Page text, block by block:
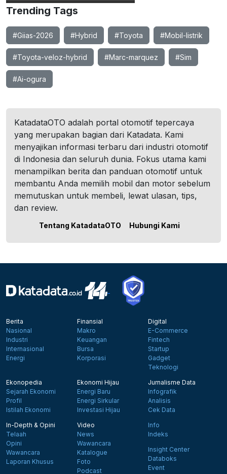
Trending Tags
#Giias-2026 #Hybrid #Toyota #Mobil-listrik
#Toyota-veloz-hybrid #Marc-marquez #Sim
#Ai-ogura
KatadataOTO adalah portal otomotif tepercaya
yang merupakan bagian dari Katadata. Kami
menyajikan informasi terbaru dari industri otomotif
di Indonesia dan seluruh dunia. Fokus utama kami
menampilkan berita dan panduan otomotif untuk
membantu Anda memilih mobil dan motor sebelum
memutuskan untuk membeli, lewat ulasan, tips,
dan review.
Tentang KatadataOTO Hubungi Kami
Berita
Nasional
Industri
Internasional
Energi
Finansial
Makro
Keuangan
Bursa
Korporasi
Digital
E-Commerce
Fintech
Startup
Gadget
Teknologi
Ekonopedia
Sejarah Ekonomi
Profil
Istilah Ekonomi
Ekonomi Hijau
Energi Baru
Energi Sirkular
Investasi Hijau
Jurnalisme Data
Infografik
Analisis
Cek Data
In-Depth & Opini
Telaah
Opini
Wawancara
Laporan Khusus
Video
News
Wawancara
Katalogue
Foto
Podcast
Info
Indeks
Insight Center
Databoks
Event